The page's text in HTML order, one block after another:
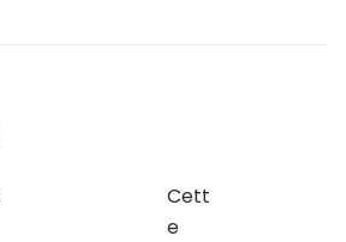
Cett
e